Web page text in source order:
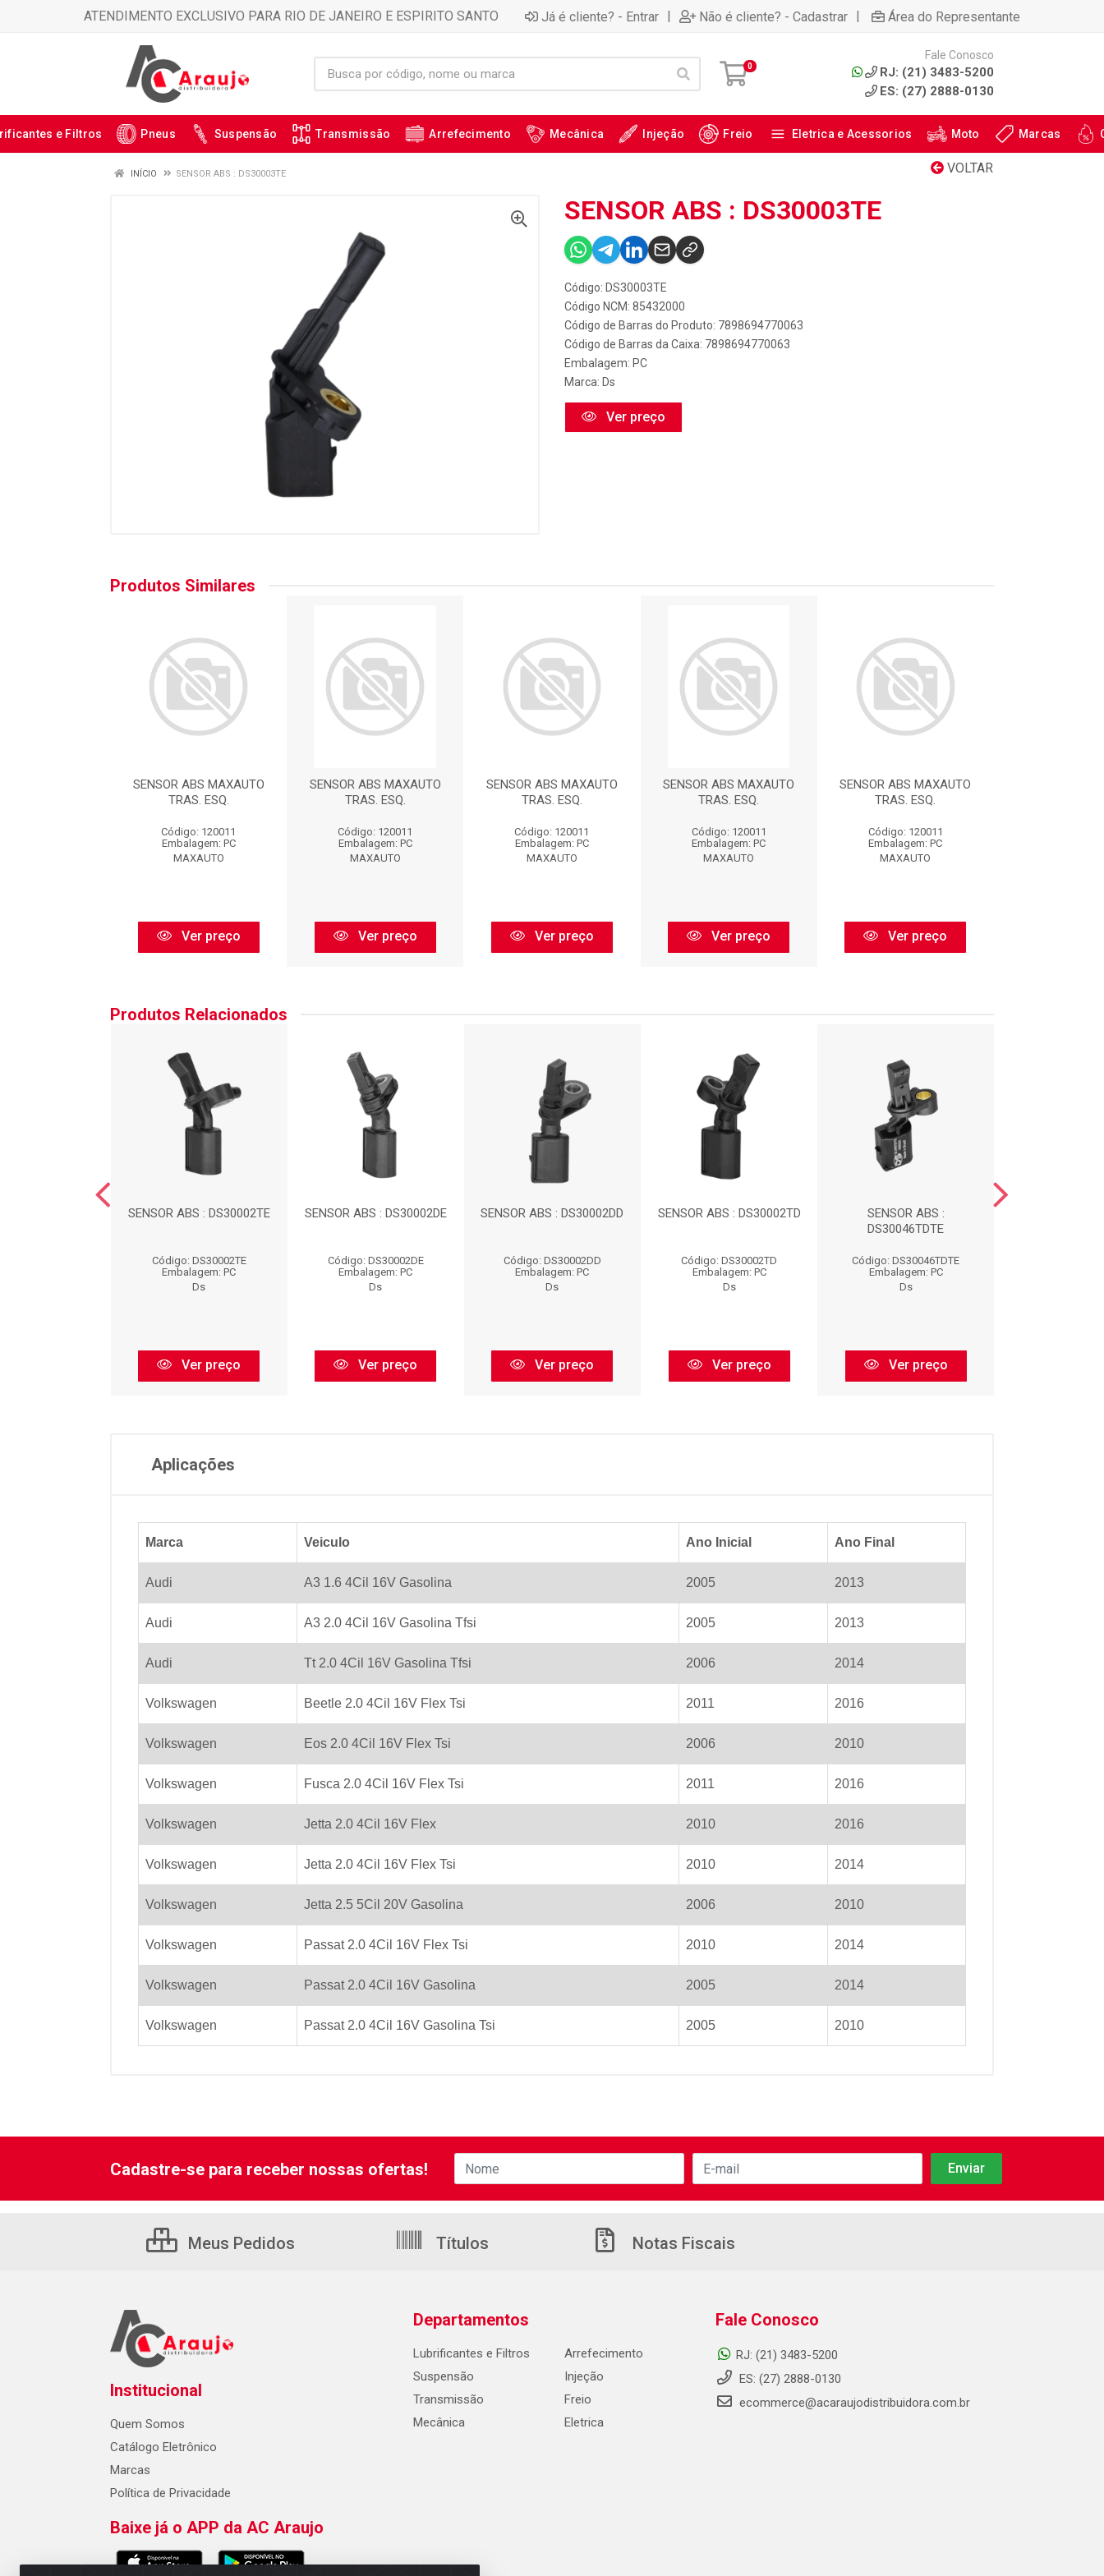
ATENDIMENTO EXCLUSIVO PARA RIO DE JANEIRO E ESPIRITO SANTO Já é cliente? - Entrar | Não é cliente? - Cadastrar | Área do Representante
0
Fale Conosco
RJ: (21) 3483-5200
ES: (27) 2888-0130
e Filtros Pneus Suspensão Transmissão Arrefecimento Mecânica Injeção Freio Eletrica e Acessorios Moto Marcas
VOLTAR
INÍCIO SENSOR ABS : DS30003TE
SENSOR ABS : DS30003TE
Código: DS30003TE
Código NCM: 85432000
Código de Barras do Produto: 7898694770063
Código de Barras da Caixa: 7898694770063
Embalagem: PC
Marca: Ds
Ver preço
Produtos Similares
SENSOR ABS MAXAUTO
TRAS. ESQ.
Código: 120011
Embalagem: PC
MAXAUTO
Ver preço
SENSOR ABS MAXAUTO
TRAS. ESQ.
Código: 120011
Embalagem: PC
MAXAUTO
Ver preço
SENSOR ABS MAXAUTO
TRAS. ESQ.
Código: 120011
Embalagem: PC
MAXAUTO
Ver preço
SENSOR ABS MAXAUTO
TRAS. ESQ.
Código: 120011
Embalagem: PC
MAXAUTO
Ver preço
SENSOR ABS MAXAUTO
TRAS. ESQ.
Código: 120011
Embalagem: PC
MAXAUTO
Ver preço
Produtos Relacionados
SENSOR ABS : DS30002TE
Código: DS30002TE
Embalagem: PC
Ds
Ver preço
SENSOR ABS : DS30002DE
Código: DS30002DE
Embalagem: PC
Ds
Ver preço
SENSOR ABS : DS30002DD
Código: DS30002DD
Embalagem: PC
Ds
Ver preço
SENSOR ABS : DS30002TD
Código: DS30002TD
Embalagem: PC
Ds
Ver preço
SENSOR ABS :
DS30046TDTE
Código: DS30046TDTE
Embalagem: PC
Ds
Ver preço
Aplicações
Marca Veiculo Ano Inicial Ano Final
Audi A3 1.6 4Cil 16V Gasolina 2005 2013
Audi A3 2.0 4Cil 16V Gasolina Tfsi 2005 2013
Audi Tt 2.0 4Cil 16V Gasolina Tfsi 2006 2014
Volkswagen Beetle 2.0 4Cil 16V Flex Tsi 2011 2016
Volkswagen Eos 2.0 4Cil 16V Flex Tsi 2006 2010
Volkswagen Fusca 2.0 4Cil 16V Flex Tsi 2011 2016
Volkswagen Jetta 2.0 4Cil 16V Flex 2010 2016
Volkswagen Jetta 2.0 4Cil 16V Flex Tsi 2010 2014
Volkswagen Jetta 2.5 5Cil 20V Gasolina 2006 2010
Volkswagen Passat 2.0 4Cil 16V Flex Tsi 2010 2014
Volkswagen Passat 2.0 4Cil 16V Gasolina 2005 2014
Volkswagen Passat 2.0 4Cil 16V Gasolina Tsi 2005 2010
Cadastre-se para receber nossas ofertas!
Meus Pedidos Títulos Notas Fiscais
Institucional
Quem Somos
Catálogo Eletrônico
Marcas
Política de Privacidade
Baixe já o APP da AC Araujo
Departamentos
Lubrificantes e Filtros
Suspensão
Transmissão
Mecânica
Arrefecimento
Injeção
Freio
Eletrica
Fale Conosco
RJ: (21) 3483-5200
ES: (27) 2888-0130
ecommerce@acaraujodistribuidora.com.br